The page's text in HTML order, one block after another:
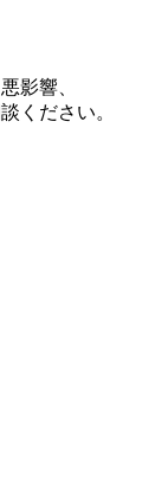
影響、
ください。